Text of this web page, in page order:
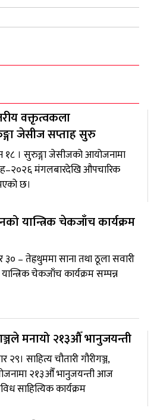
वक्तृत्वकला
जेसीज सप्ताह सुरु
१८ । सुरुङ्गा जेसीजको आयोजनामा
मंगलबारदेखि औपचारिक
छ।
यान्त्रिक चेकजाँच कार्यक्रम
३० – तेह्रथुममा साना तथा ठूला सवारी
चेकजाँच कार्यक्रम सम्पन्न
मनायो २१३औँ भानुजयन्ती
२९। साहित्य चौतारी गौरीगञ्ज,
२१३औँ भानुजयन्ती आज
साहित्यिक कार्यक्रम